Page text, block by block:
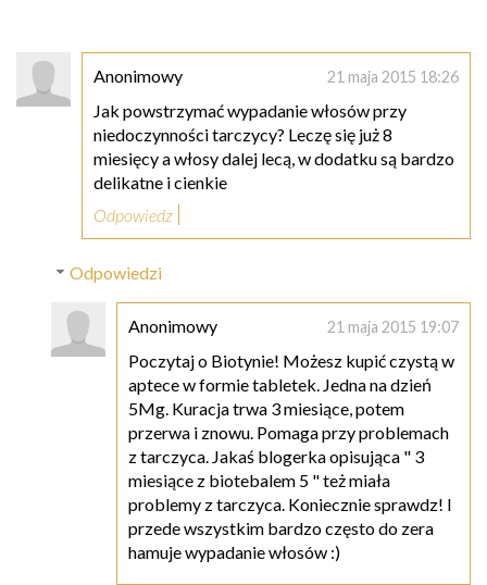
Anonimowy 21 maja 2015 18:26
Jak powstrzymać wypadanie włosów przy
niedoczynności tarczycy? Leczę się już 8
miesięcy a włosy dalej lecą, w dodatku są bardzo
delikatne i cienkie
Odpowiedz
Odpowiedzi
Anonimowy 21 maja 2015 19:07
Poczytaj o Biotynie! Możesz kupić czystą w
aptece w formie tabletek. Jedna na dzień
5Mg. Kuracja trwa 3 miesiące, potem
przerwa i znowu. Pomaga przy problemach
z tarczyca. Jakaś blogerka opisująca " 3
miesiące z biotebalem 5 " też miała
problemy z tarczyca. Koniecznie sprawdz! I
przede wszystkim bardzo często do zera
hamuje wypadanie włosów :)